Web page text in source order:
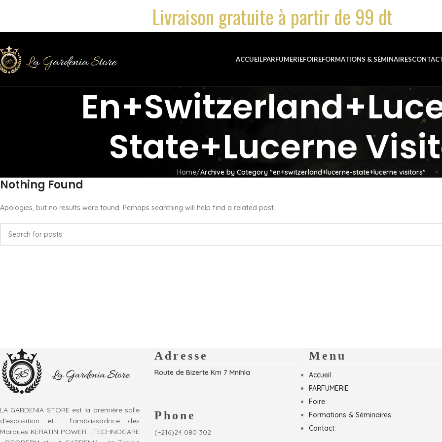
Livraison gratuite à partir de 99 dt
ACCUEILPARFUMERIEFOIREFORMATIONS & SÉMINAIRES
State+lucerne
Home Archive by Category "en+switzerland+lucerne-state+lucerne visitors"
Nothing Found
Apologies, but no results were found. Perhaps searching will help find a related post.
LA GARDENIA STORE est la première salle
d’exposition et l’ambassadrice des
Marques KERATIN POWER ,TECHNOCARE
Adresse
Route de Bizerte Km 7 Mnihla
Phone
(+216)24 080 302
Menu
Accueil
PARFUMERIE
Foire
Formations & Séminaires
Contact